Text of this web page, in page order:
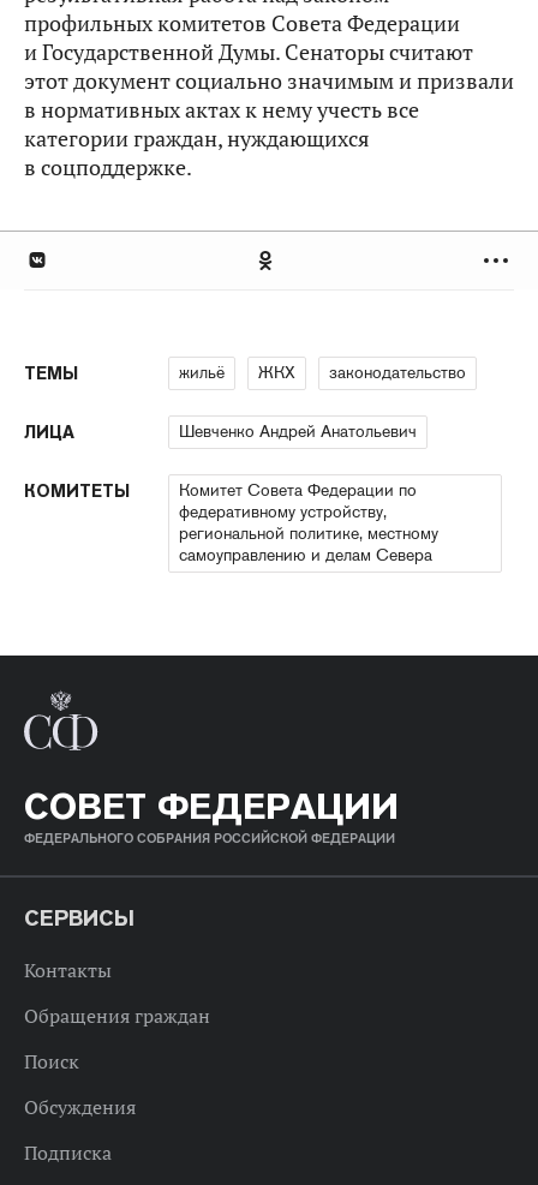
профильных комитетов Совета Федерации
и Государственной Думы. Сенаторы считают
этот документ социально значимым и призвали
в нормативных актах к нему учесть все
категории граждан, нуждающихся
в соцподдержке.
ТЕМЫ жильё ЖКХ законодательство
ЛИЦА Шевченко Андрей Анатольевич
КОМИТЕТЫ
Комитет Совета Федерации по
федеративному устройству,
региональной политике, местному
самоуправлению и делам Севера
СОВЕТ ФЕДЕРАЦИИ
ФЕДЕРАЛЬНОГО СОБРАНИЯ РОССИЙСКОЙ ФЕДЕРАЦИИ
СЕРВИСЫ
Контакты
Обращения граждан
Поиск
Обсуждения
Подписка